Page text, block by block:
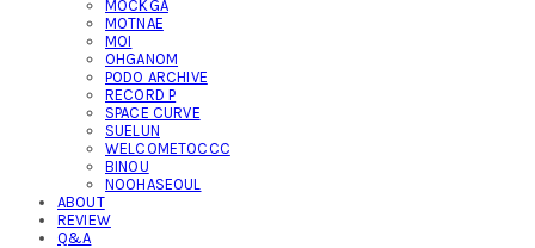
MOCKGA
MOTNAE
MOI
OHGANOM
PODO ARCHIVE
RECORD P
SPACE CURVE
SUELUN
WELCOMETOCCC
BINOU
NOOHASEOUL
ABOUT
REVIEW
Q&A